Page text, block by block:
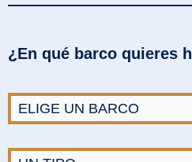
¿En qué barco quieres